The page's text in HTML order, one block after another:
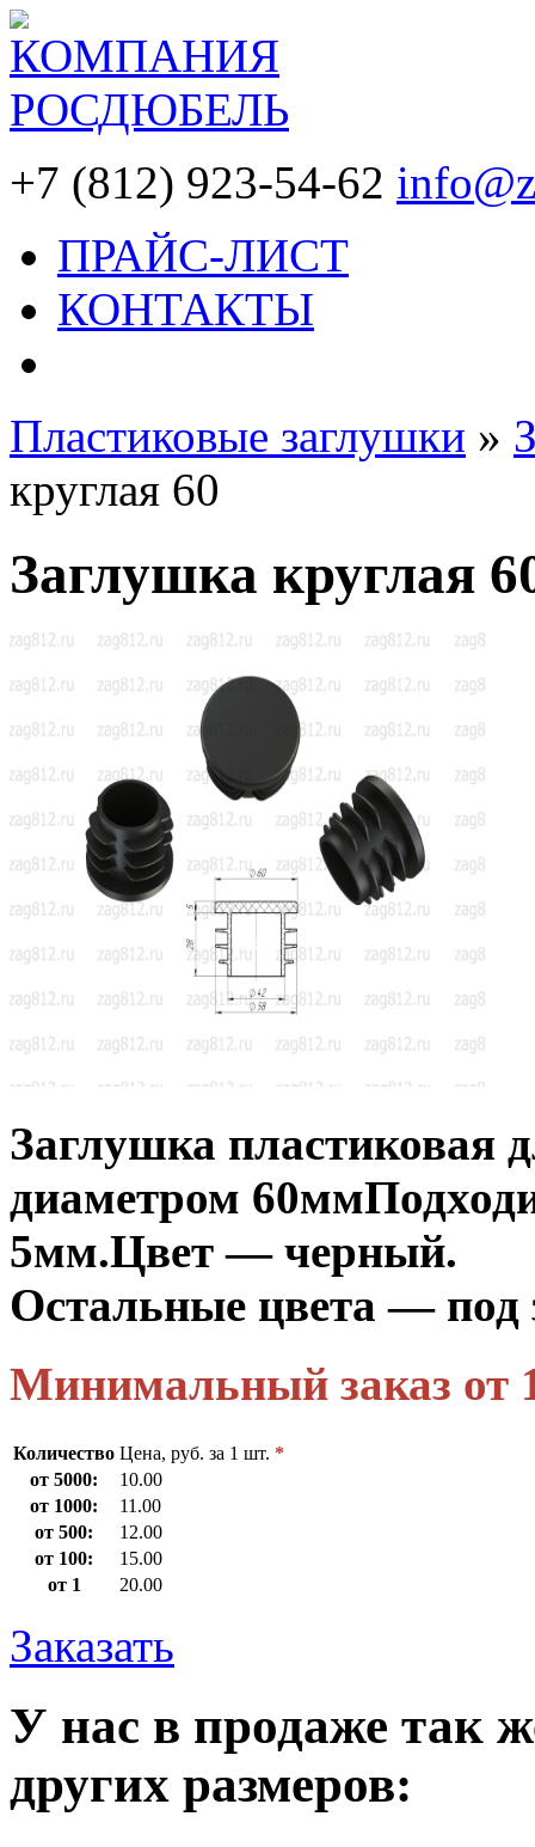
+7 (812) 923-54-62
ПРАЙС-ЛИСТ
КОНТАКТЫ
Пластиковые заглушки »
круглая 60
Заглушка круглая
Заглушка пластиковая
диаметром 60мм
5мм.Цвет — черный.
Остальные цвета — под
Минимальный заказ от
Количество Цена, руб. за 1 шт. *
от 5000:
10.00
от 1000:
11.00
от 500:
12.00
от 100:
15.00
от 1
20.00
Заказать
У нас в продаже так
других размеров: